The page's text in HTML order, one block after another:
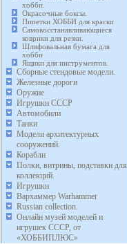
хобби.
Окрасочные боксы.
Пипетки ХОББИ для краски
Самовосстанавливающиеся
коврики для резки.
Шлифовальная бумага для
хобби
Ящики для инструментов.
Сборные стендовые модели.
Железные дороги
Оружие
Игрушки СССР
Автомобили
Танки
Модели архитектурных
сооружений.
Корабли
Полки, витрины, подставки для
коллекций.
Игрушки
Вархаммер Warhammer
Russian collection.
Онлайн музей моделей и
игрушек СССР, от
«ХОББИПЛЮС»